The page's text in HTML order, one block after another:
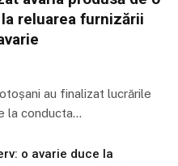
reluarea furnizării
au finalizat lucrările
la conducta…
o avarie duce la